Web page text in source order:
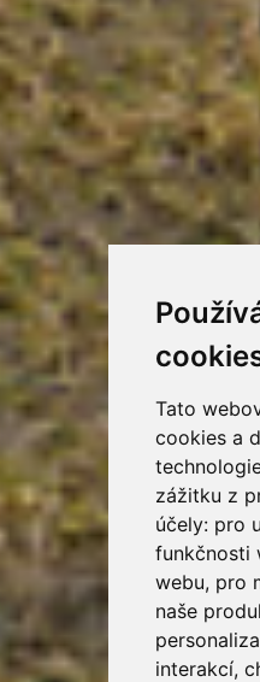
Tato
cookies a
zážitku z
účely: pro
funkčnosti
webu, pro
naše
interakcí,